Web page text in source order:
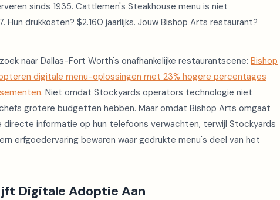
sinds 1935. Cattlemen's Steakhouse menu is niet
Hun drukkosten? $2.160 jaarlijks. Jouw Bishop Arts restaurant?
naar Dallas-Fort Worth's onafhankelijke restaurantscene: Bishop
digitale menu-oplossingen met 23% hogere percentages
. Niet omdat Stockyards operators technologie niet
grotere budgetten hebben. Maar omdat Bishop Arts omgaat
informatie op hun telefoons verwachten, terwijl Stockyards
erfgoedervaring bewaren waar gedrukte menu's deel van het
Digitale Adoptie Aan